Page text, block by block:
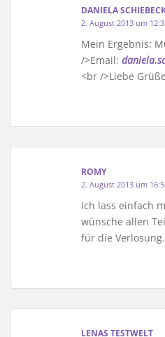
DANIELA
2. August 2013 um
Mein Ergebnis:
/>Email:
<br />Liebe
ROMY
2. August 2013 um
Ich lass einfach
wünsche allen
für die
LENAS TESTWELT